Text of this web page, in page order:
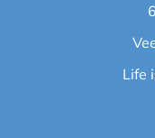
Life